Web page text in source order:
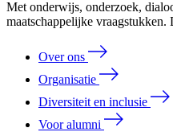
Met onderwijs, onderzoek,
maatschappelijke
Over ons
Organisatie
Diversiteit en inclusie
Voor alumni